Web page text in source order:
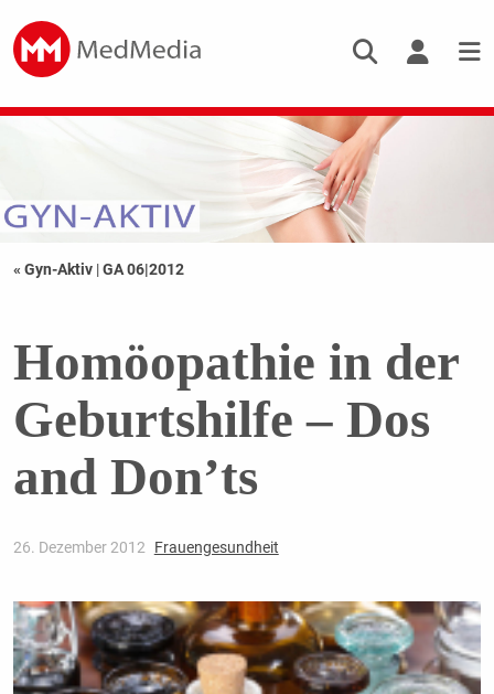
« Gyn-Aktiv |GA 06|2012
Homöopathie in der
Geburtshilfe – Dos
and Don’ts
26. Dezember 2012 Frauengesundheit